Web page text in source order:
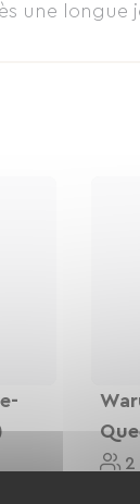
une longue
et
2